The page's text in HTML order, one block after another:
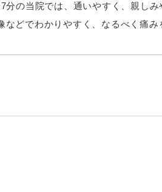
の当院では、通いやすく、親しみ
どでわかりやすく、なるべく痛み